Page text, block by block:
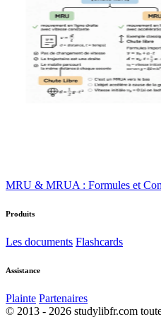
MRU & MRUA : Formules et
Produits
Les documents Flashcards
Assistance
Plainte Partenaires
© 2013 - 2026 studylibfr.com